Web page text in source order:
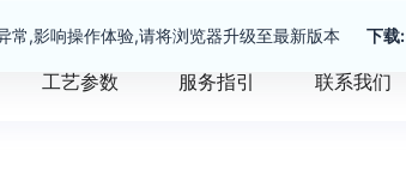
常,影响操作体验,请将浏览器升级至最新版本 下载:
工艺参数 服务指引 联系我们